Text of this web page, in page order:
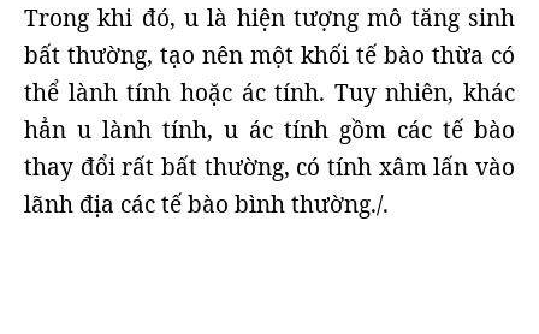
Trong khi đó, u là hiện tượng mô tăng sinh
bất thường, tạo nên một khối tế bào thừa có
thể lành tính hoặc ác tính. Tuy nhiên, khác
hẳn u lành tính, u ác tính gồm các tế bào
thay đổi rất bất thường, có tính xâm lấn vào
lãnh địa các tế bào bình thường./.